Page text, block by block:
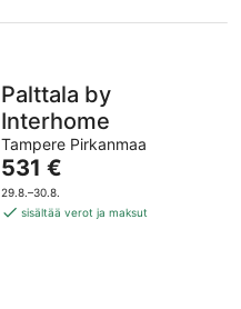
Palttala by
Interhome
Tampere Pirkanmaa
Hinta
on
531 €
531 €
29.8.–30.8.
sisältää verot ja maksut